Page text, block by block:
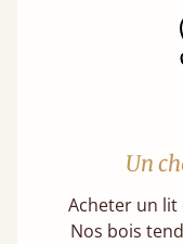
Un
Acheter un lit
Nos bois